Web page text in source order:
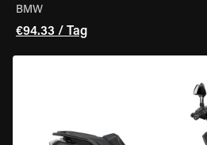
BMW
€94.33 / Tag